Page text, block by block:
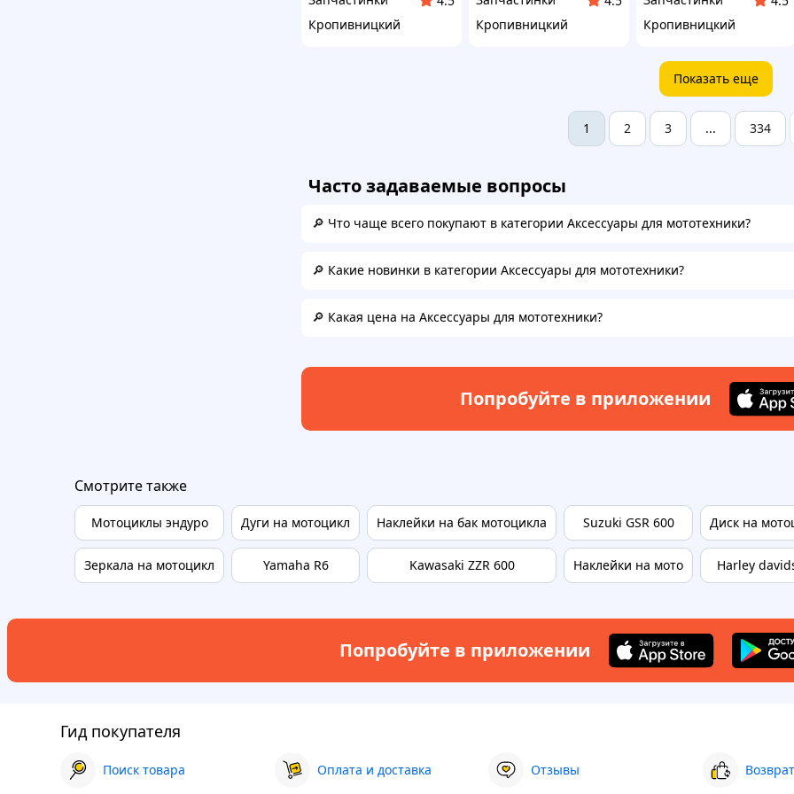
Кропивницкий
Кропивницкий
Кропивницкий
Показать еще
1 2 3 ... 334
Часто задаваемые вопросы
🔎 Что чаще всего покупают в категории Аксессуары для мототехники?
🔎 Какие новинки в категории Аксессуары для мототехники?
🔎 Какая цена на Аксессуары для мототехники?
Попробуйте в приложении
Смотрите также
Мотоциклы эндуро
Зеркала на мотоцикл
Дуги на мотоцикл
Yamaha R6
Наклейки на бак мотоцикла
Kawasaki ZZR 600
Suzuki GSR 600
Наклейки на мото
Диск на
Harley
Попробуйте в приложении
Гид покупателя
Поиск товара Оплата и доставка Отзывы